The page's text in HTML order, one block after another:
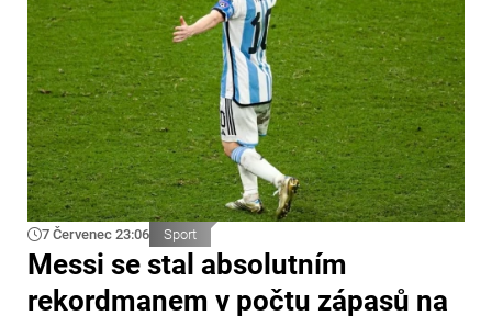
7 Červenec 23:06 Sport
Messi se stal absolutním
rekordmanem v počtu zápasů na